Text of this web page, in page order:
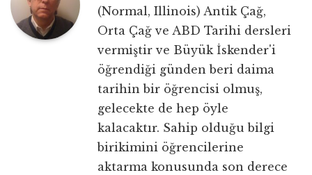
(Normal, Illinois) Antik Çağ,
Orta Çağ ve ABD Tarihi dersleri
vermiştir ve Büyük İskender'i
öğrendiği günden beri daima
tarihin bir öğrencisi olmuş,
gelecekte de hep öyle
kalacaktır. Sahip olduğu bilgi
birikimini öğrencilerine
aktarma konusunda son derece